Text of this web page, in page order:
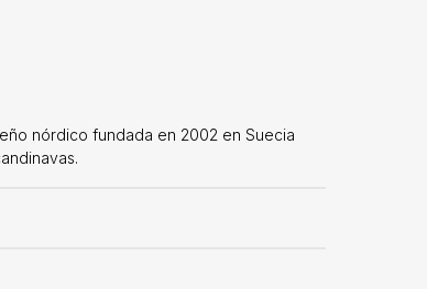
nórdico fundada en 2002 en Suecia